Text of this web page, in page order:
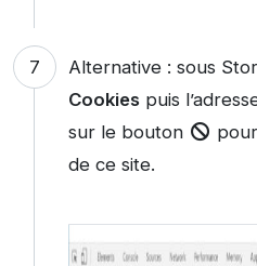
Alternative : sous
Cookiespuis
sur le bouton
de ce site.